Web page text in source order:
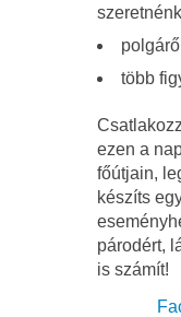
több
ezen a
főútjain,
készíts
párodért,
is számít!